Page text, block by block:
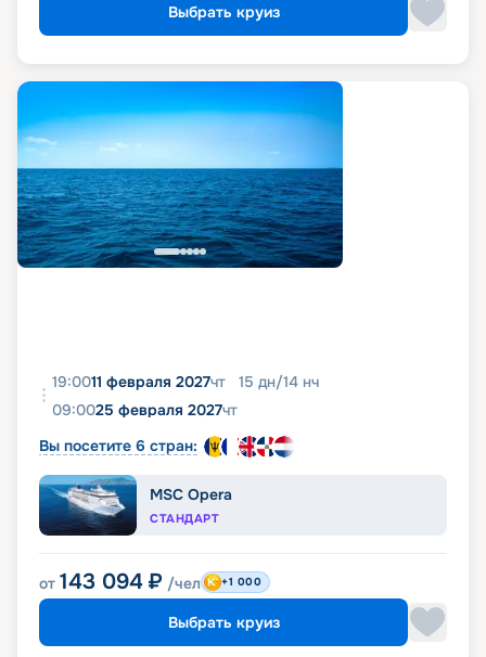
Выбрать круиз
19:0011 февраля 2027чт 15 дн/14 нч
09:0025 февраля 2027чт
Вы посетите 6 стран:
MSC Opera
СТАНДАРТ
от 143 094 ₽ /чел +1 000
Выбрать круиз